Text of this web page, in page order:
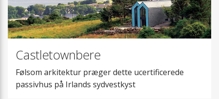
Castletownbere
Følsom arkitektur præger dette ucertificerede
passivhus på Irlands sydvestkyst